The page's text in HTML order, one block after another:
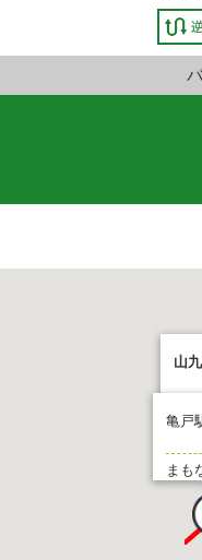
山
行先
亀戸
まも